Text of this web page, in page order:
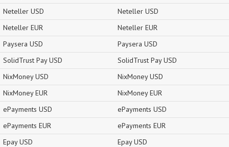
Neteller USD
Neteller EUR
Paysera USD
SolidTrust Pay USD
NixMoney USD
NixMoney EUR
ePayments USD
ePayments EUR
Epay USD
Neteller USD
Neteller EUR
Paysera USD
SolidTrust Pay USD
NixMoney USD
NixMoney EUR
ePayments USD
ePayments EUR
Epay USD